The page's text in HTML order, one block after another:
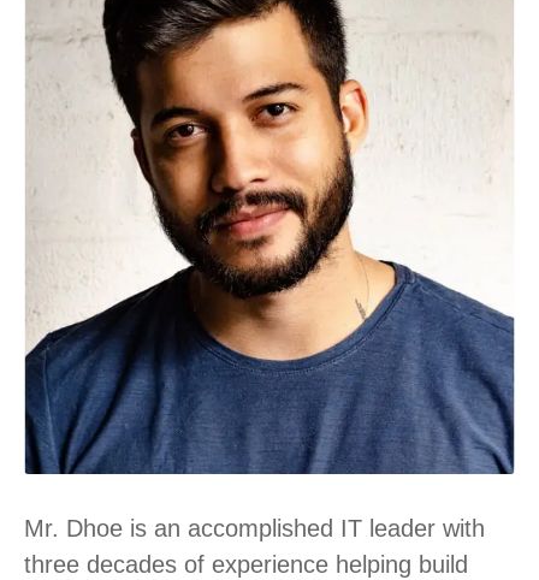
Mr. Dhoe is an accomplished IT leader with
three decades of experience helping build